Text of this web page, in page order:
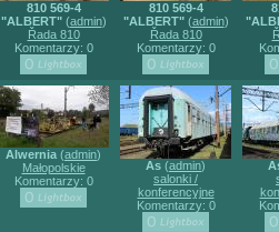
810 569-4
"ALBERT"(admin)
Řada 810
Komentarzy: 0
810 569-4
"ALBERT"(admin)
Řada 810
Komentarzy: 0
Alwernia (admin)
Małopolskie
Komentarzy: 0
As (admin)
salonki /
konferencyjne
Komentarzy: 0